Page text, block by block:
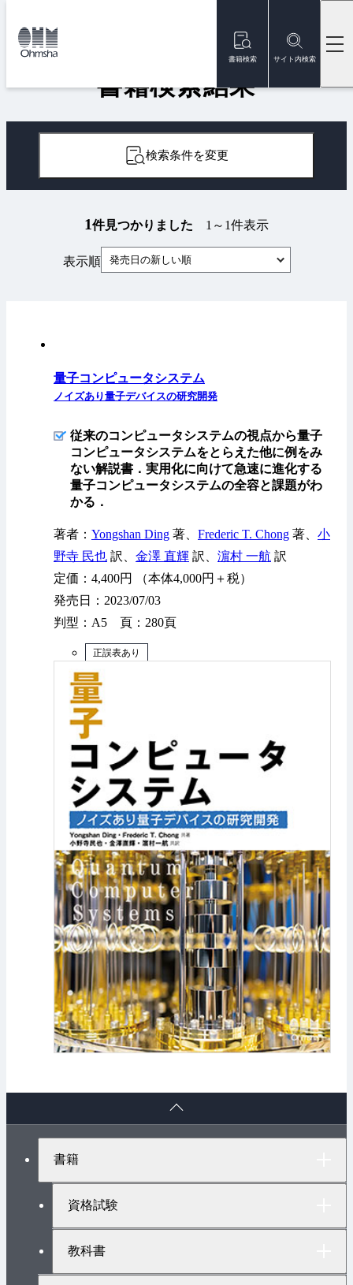
書籍検索 サイト内検索
トップ
書籍検索結果
検索条件を変更
1件見つかりました 1～1件表示
表示順 発売日の新しい順
量子コンピュータシステム
ノイズあり量子デバイスの研究開発
従来のコンピュータシステムの視点から量子
コンピュータシステムをとらえた他に例をみ
ない解説書．実用化に向けて急速に進化する
量子コンピュータシステムの全容と課題がわ
かる．
著者： Yongshan Ding 著、 Frederic T. Chong 著、 小
野寺 民也 訳、 金澤 直輝 訳、 濵村 一航 訳
定価：4,400円 （本体4,000円＋税）
発売日：2023/07/03
判型：A5 頁：280頁
正誤表あり
書籍
資格試験
教科書